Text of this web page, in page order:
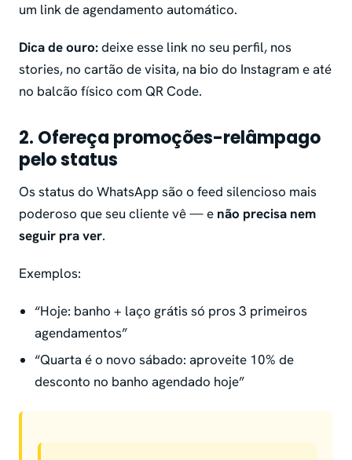
um link de agendamento automático.
Dica de ouro:deixe esse link no seu perfil, nos
stories, no cartão de visita, na bio do Instagram e até
no balcão físico com QR Code.
2. Ofereça promoções-relâmpago
pelo status
Os status do WhatsApp são o feed silencioso mais
poderoso que seu cliente vê — e não precisa nem
seguir pra ver.
Exemplos:
“Hoje: banho + laço grátis só pros 3 primeiros
agendamentos”
“Quarta é o novo sábado: aproveite 10% de
desconto no banho agendado hoje”